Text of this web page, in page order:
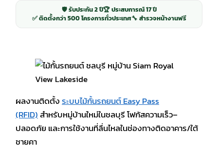
🛡️ รับประกัน 2 ปี🏆 ประสบการณ์ 17 ปี
✅ ติดตั้งกว่า 500 โครงการทั่วประเทศ🔧 สำรวจหน้างานฟรี
ผลงานติดตั้งระบบไม้กั้นรถยนต์ Easy Pass
(RFID)สำหรับหมู่บ้านใหม่ในชลบุรี โฟกัสความเร็ว–
ปลอดภัย และการใช้งานที่ลื่นไหลในช่องทางติดอาคาร/ใต้
ชายคา